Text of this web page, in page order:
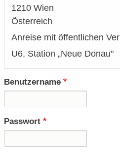
1210 Wien
Österreich
Anreise mit öffentlichen
U6, Station „Neue Donau"
Benutzername
Passwort